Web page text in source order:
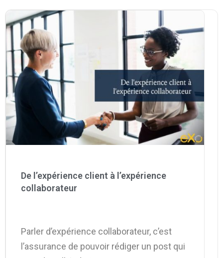
De l’expérience client à l’expérience
collaborateur
Parler d’expérience collaborateur, c’est
l’assurance de pouvoir rédiger un post qui